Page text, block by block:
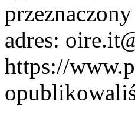
adres:
https://